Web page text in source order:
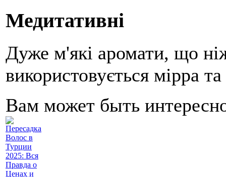
Медитативні
Дуже м'які аромати, що
використовується мірра
Вам может быть
Пересадка
Волос в
Турции
2025: Вся
Правда о
Ценах и